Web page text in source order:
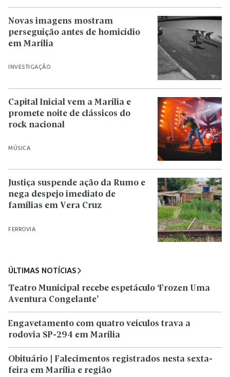
INVESTIGAÇÃO
Novas imagens mostram
perseguição antes de homicídio
em Marília
MÚSICA
Capital Inicial vem a Marília e
promete noite de clássicos do
rock nacional
FERROVIA
Justiça suspende ação da Rumo e
nega despejo imediato de
famílias em Vera Cruz
ÚLTIMAS NOTÍCIAS
Teatro Municipal recebe espetáculo ‘Frozen Uma
Aventura Congelante’
Engavetamento com quatro veículos trava a
rodovia SP-294 em Marília
Obituário | Falecimentos registrados nesta sexta-
feira em Marília e região